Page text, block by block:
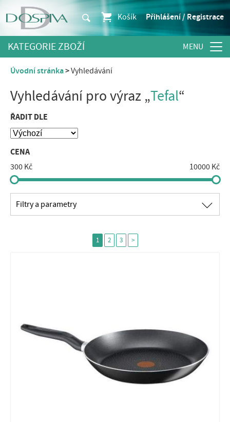
Košík Přihlášení / Registrace
KATEGORIE ZBOŽÍ
Úvodní stránka Vyhledávání
Vyhledávání pro výraz „Tefal“
ŘADIT DLE
CENA
300 Kč
10000 Kč
Filtry a parametry ∟
1 2 3 >